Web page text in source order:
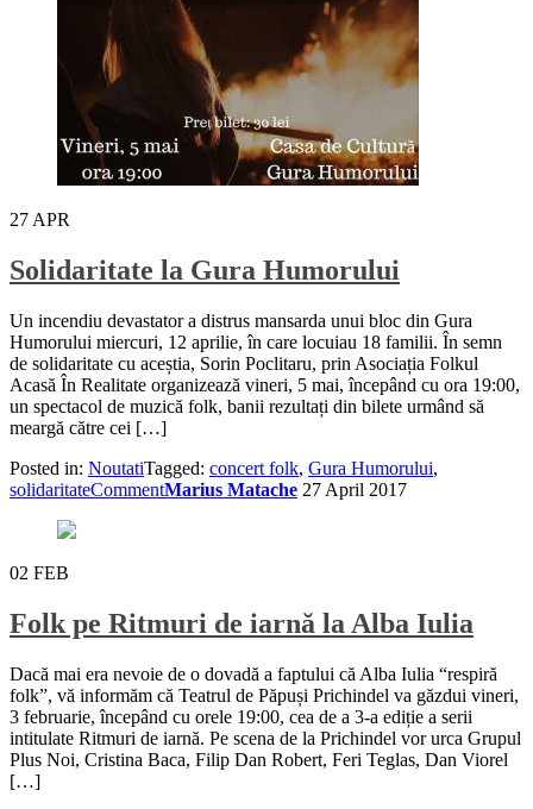
27 APR
Solidaritate la Gura Humorului
Un incendiu devastator a distrus mansarda unui bloc din Gura
Humorului miercuri, 12 aprilie, în care locuiau 18 familii. În semn
de solidaritate cu aceștia, Sorin Poclitaru, prin Asociația Folkul
Acasă În Realitate organizează vineri, 5 mai, începând cu ora 19:00,
un spectacol de muzică folk, banii rezultați din bilete urmând să
meargă către cei […]
Posted in: NoutatiTagged: concert folk, Gura Humorului,
solidaritateCommentMarius Matache 27 April 2017
02 FEB
Folk pe Ritmuri de iarnă la Alba Iulia
Dacă mai era nevoie de o dovadă a faptului că Alba Iulia “respiră
folk”, vă informăm că Teatrul de Păpuși Prichindel va găzdui vineri,
3 februarie, începând cu orele 19:00, cea de a 3-a ediție a serii
intitulate Ritmuri de iarnă. Pe scena de la Prichindel vor urca Grupul
Plus Noi, Cristina Baca, Filip Dan Robert, Feri Teglas, Dan Viorel
[…]